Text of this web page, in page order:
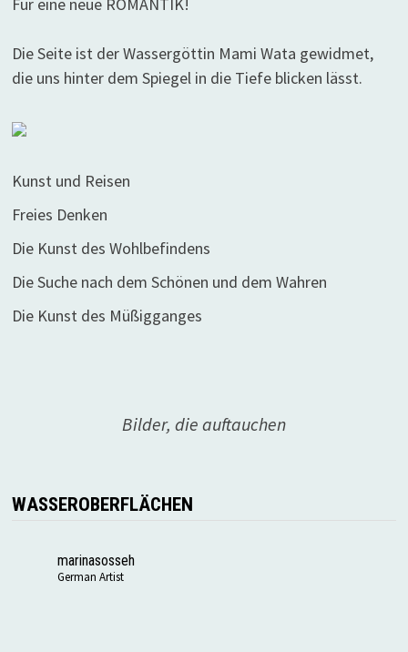
Die Seite ist der Wassergöttin Mami Wata gewidmet,
die uns hinter dem Spiegel in die Tiefe blicken lässt.
Kunst und Reisen
Freies Denken
Die Kunst des Wohlbefindens
Die Suche nach dem Schönen und dem Wahren
Die Kunst des Müßigganges
Bilder, die auftauchen
WASSEROBERFLÄCHEN
marinasosseh
German Artist